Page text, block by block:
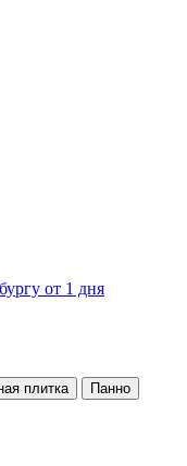
от 1 дня
плитка Панно